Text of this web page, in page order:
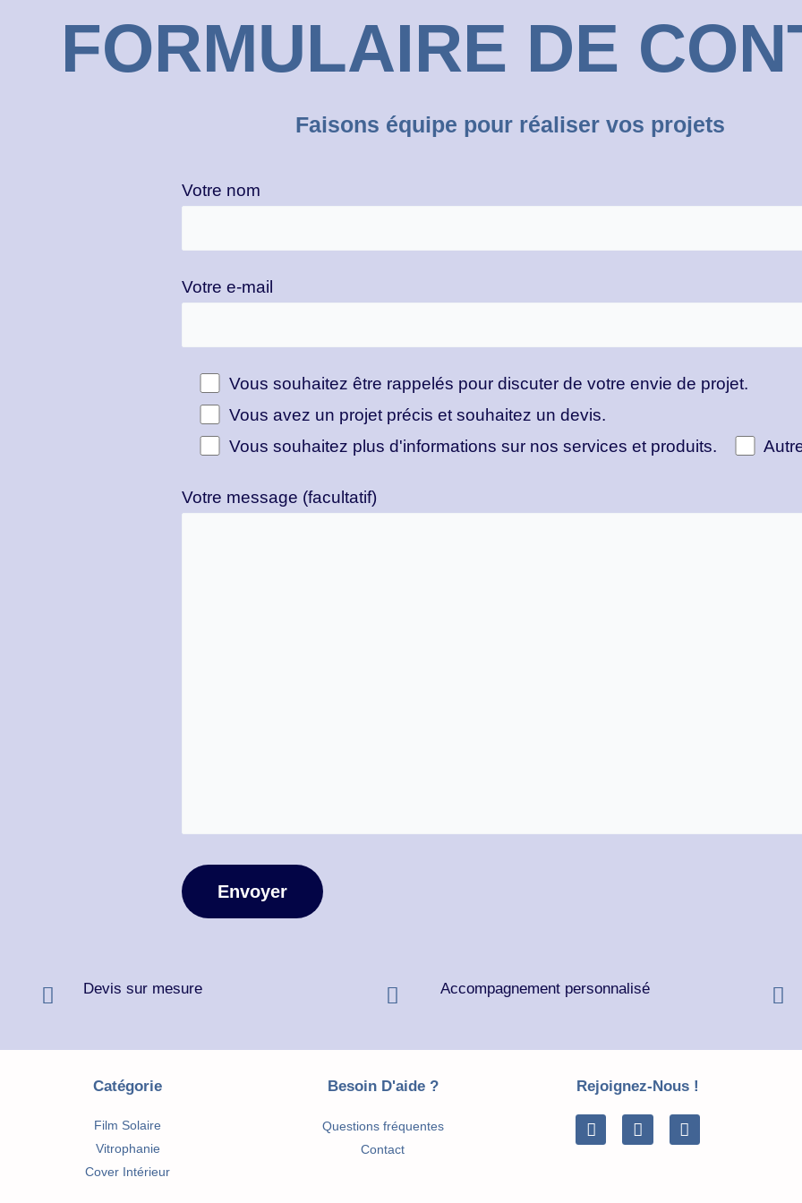
FORMULAIRE DE
Faisons équipe pour réaliser vos projets
Votre nom
Votre e-mail
Vous souhaitez être rappelés pour discuter de votre envie de projet.
Vous avez un projet précis et souhaitez un devis.
Vous souhaitez plus d'informations sur nos services et produits.
Votre message (facultatif)
Devis sur mesure Accompagnement personnalisé
Catégorie
Film Solaire
Vitrophanie
Cover Intérieur
Besoin D'aide ?
Questions fréquentes
Contact
Rejoignez-Nous !
Facebook
LinkedinEnvelope